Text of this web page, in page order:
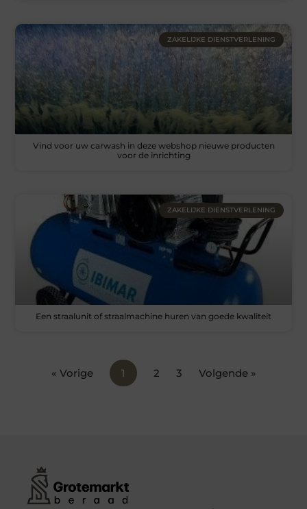
ZAKELIJKE DIENSTVERLENING
Vind voor uw carwash in deze webshop nieuwe producten
voor de inrichting
ZAKELIJKE DIENSTVERLENING
Een straalunit of straalmachine huren van goede kwaliteit
« Vorige 1 2 3 Volgende »